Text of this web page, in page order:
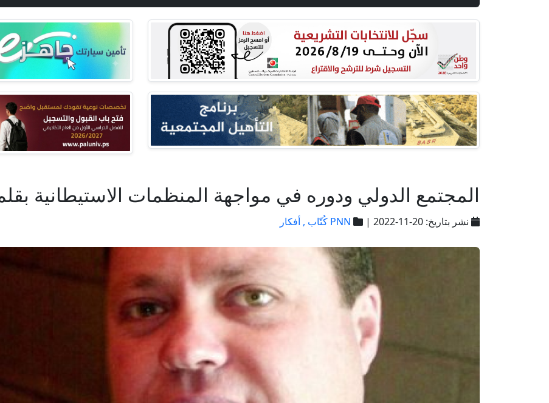
المجتمع الدولي ودوره في مواجهة المنظمات الاستيطانية
نشر بتاريخ: 20-11-2022 | PNN كُتّاب , أفكار